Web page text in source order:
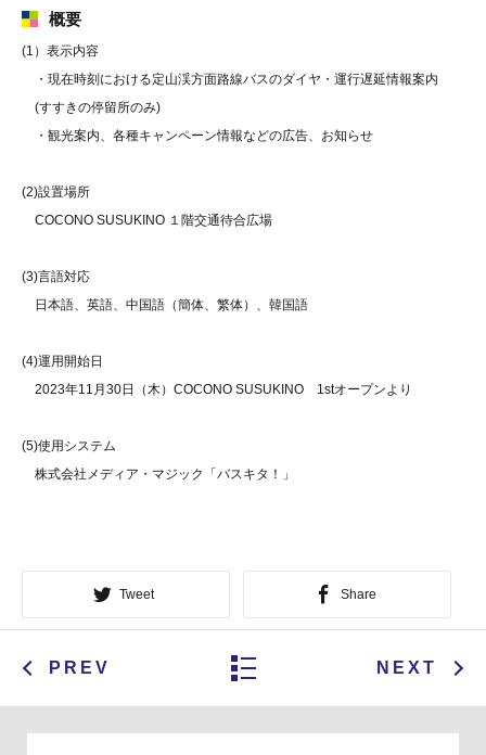
概要
(1）表示内容
・現在時刻における定山渓方面路線バスのダイヤ・運行遅延情報案内
(すすきの停留所のみ)
・観光案内、各種キャンペーン情報などの広告、お知らせ
(2)設置場所
COCONO SUSUKINO １階交通待合広場
(3)言語対応
日本語、英語、中国語（簡体、繁体）、韓国語
(4)運用開始日
2023年11月30日（木）COCONO SUSUKINO 1stオープンより
(5)使用システム
株式会社メディア・マジック「バスキタ！」
Tweet Share
PREV NEXT